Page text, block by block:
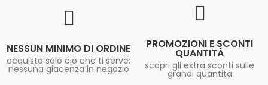
NESSUN MINIMO DI ORDINE
acquista solo ciò che ti serve:
nessuna giacenza in negozio
PROMOZIONI E SCONTI
QUANTITÀ
scopri gli extra sconti sulle
grandi quantità